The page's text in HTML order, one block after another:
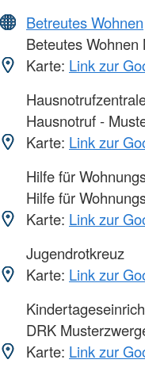
Betreutes Wohnen
Beteutes Wohnen
Karte: Link zur
Hausnotruf -
Karte: Link zur
Hilfe für
Hilfe für
Karte: Link zur
Jugendrotkreuz
Karte: Link zur
DRK
Karte: Link zur